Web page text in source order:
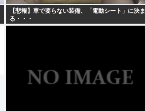
【悲報】車で要らない装備、「電動シート」に決ま
る・・・